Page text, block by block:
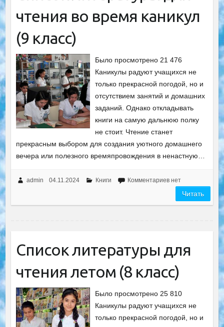
чтения во время каникул
(9 класс)
Было просмотрено 21 476
Каникулы радуют учащихся не
только прекрасной погодой, но и
отсутствием занятий и домашних
заданий. Однако откладывать
книги на самую дальнюю полку
не стоит. Чтение станет
прекрасным выбором для создания уютного домашнего
вечера или полезного времяпровождения в ненастную…
admin 04.11.2024 Книги Комментариев нет
Читать
Список литературы для
чтения летом (8 класс)
Было просмотрено 25 810
Каникулы радуют учащихся не
только прекрасной погодой, но и